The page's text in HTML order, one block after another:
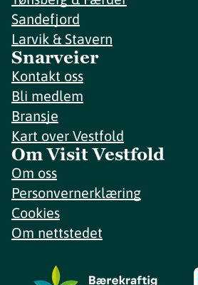
Sandefjord
Larvik & Stavern
Snarveier
Kontakt oss
Bli medlem
Bransje
Kart over Vestfold
Om Visit Vestfold
Om oss
Personvernerklæring
Cookies
Om nettstedet